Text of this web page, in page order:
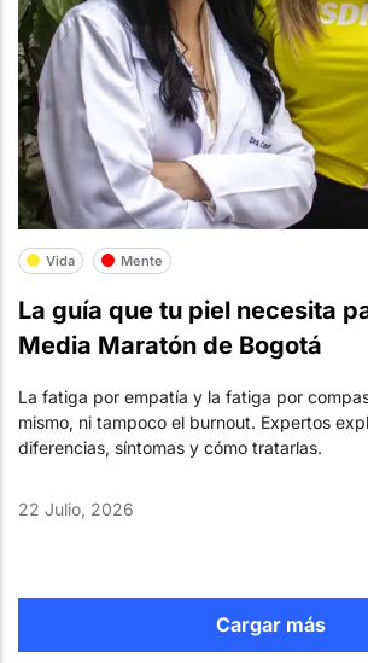
Vida Mente
La guía que tu piel necesita
Media Maratón de Bogotá
La fatiga por empatía y la fatiga por
mismo, ni tampoco el burnout. Expertos
diferencias, síntomas y cómo tratarlas.
22 Julio, 2026
Cargar más